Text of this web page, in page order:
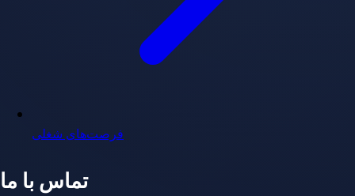
فرصت‌های شغلی
تماس با ما